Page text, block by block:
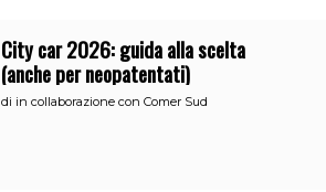
City car 2026: guida alla scelta
(anche per neopatentati)
di in collaborazione con Comer Sud